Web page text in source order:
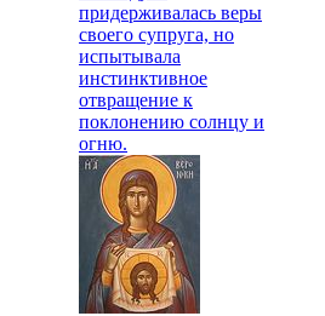
придерживалась веры
своего супруга, но
испытывала
инстинктивное
отвращение к
поклонению солнцу и
огню.